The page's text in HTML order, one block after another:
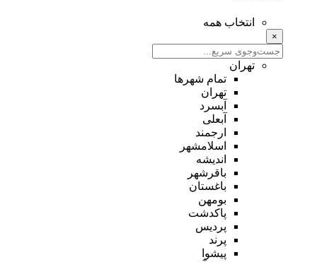
انتخاب همه
×
تهران
تمام شهر‌ها
تهران
آبسرد
آبعلی
ارجمند
اسلامشهر
اندیشه
باقرشهر
باغستان
بومهن
پاکدشت
پردیس
پرند
پیشوا